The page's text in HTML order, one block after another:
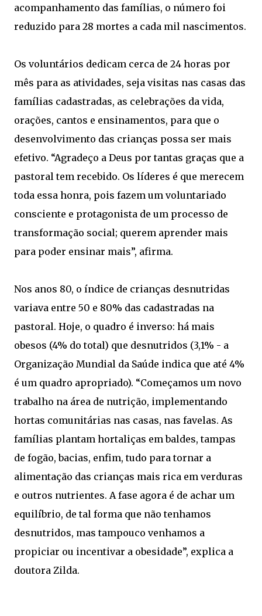
acompanhamento das famílias, o número foi
reduzido para 28 mortes a cada mil nascimentos.
Os voluntários dedicam cerca de 24 horas por
mês para as atividades, seja visitas nas casas das
famílias cadastradas, as celebrações da vida,
orações, cantos e ensinamentos, para que o
desenvolvimento das crianças possa ser mais
efetivo. “Agradeço a Deus por tantas graças que a
pastoral tem recebido. Os líderes é que merecem
toda essa honra, pois fazem um voluntariado
consciente e protagonista de um processo de
transformação social; querem aprender mais
para poder ensinar mais”, afirma.
Nos anos 80, o índice de crianças desnutridas
variava entre 50 e 80% das cadastradas na
pastoral. Hoje, o quadro é inverso: há mais
obesos (4% do total) que desnutridos (3,1% - a
Organização Mundial da Saúde indica que até 4%
é um quadro apropriado). “Começamos um novo
trabalho na área de nutrição, implementando
hortas comunitárias nas casas, nas favelas. As
famílias plantam hortaliças em baldes, tampas
de fogão, bacias, enfim, tudo para tornar a
alimentação das crianças mais rica em verduras
e outros nutrientes. A fase agora é de achar um
equilíbrio, de tal forma que não tenhamos
desnutridos, mas tampouco venhamos a
propiciar ou incentivar a obesidade”, explica a
doutora Zilda.